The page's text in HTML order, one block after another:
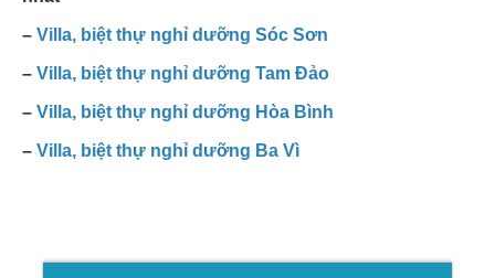
– Villa, biệt thự nghỉ dưỡng Sóc Sơn
– Villa, biệt thự nghỉ dưỡng Tam Đảo
– Villa, biệt thự nghỉ dưỡng Hòa Bình
– Villa, biệt thự nghỉ dưỡng Ba Vì